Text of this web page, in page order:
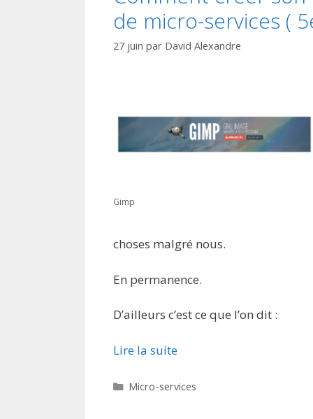
de micro-services (
27 juin par David Alexandre
Gimp
choses malgré nous.
En permanence.
D’ailleurs c’est ce que l’on dit :
Lire la suite
Catégories
Micro-services